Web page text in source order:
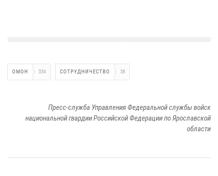
ОМОН 334 СОТРУДНИЧЕСТВО 38
Пресс-служба Управления Федеральной службы войск
национальной гвардии Российской Федерации по Ярославской
области